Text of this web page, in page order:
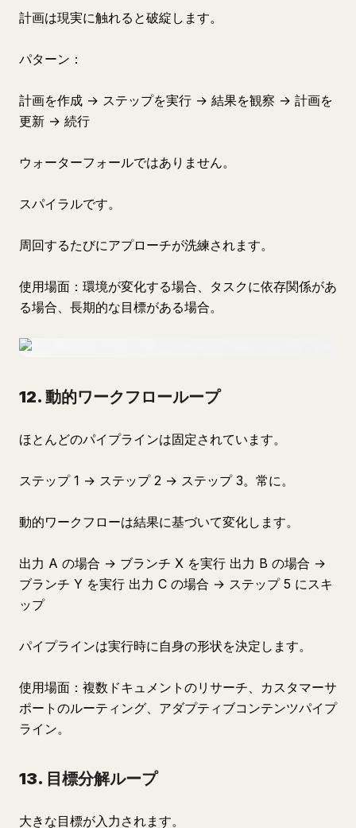
計画は現実に触れると破綻します。
パターン：
計画を作成 → ステップを実行 → 結果を観察 → 計画を
更新 → 続行
ウォーターフォールではありません。
スパイラルです。
周回するたびにアプローチが洗練されます。
使用場面：環境が変化する場合、タスクに依存関係があ
る場合、長期的な目標がある場合。
12. 動的ワークフローループ
ほとんどのパイプラインは固定されています。
ステップ 1 → ステップ 2 → ステップ 3。常に。
動的ワークフローは結果に基づいて変化します。
出力 A の場合 → ブランチ X を実行 出力 B の場合 →
ブランチ Y を実行 出力 C の場合 → ステップ 5 にスキ
ップ
パイプラインは実行時に自身の形状を決定します。
使用場面：複数ドキュメントのリサーチ、カスタマーサ
ポートのルーティング、アダプティブコンテンツパイプ
ライン。
13. 目標分解ループ
大きな目標が入力されます。